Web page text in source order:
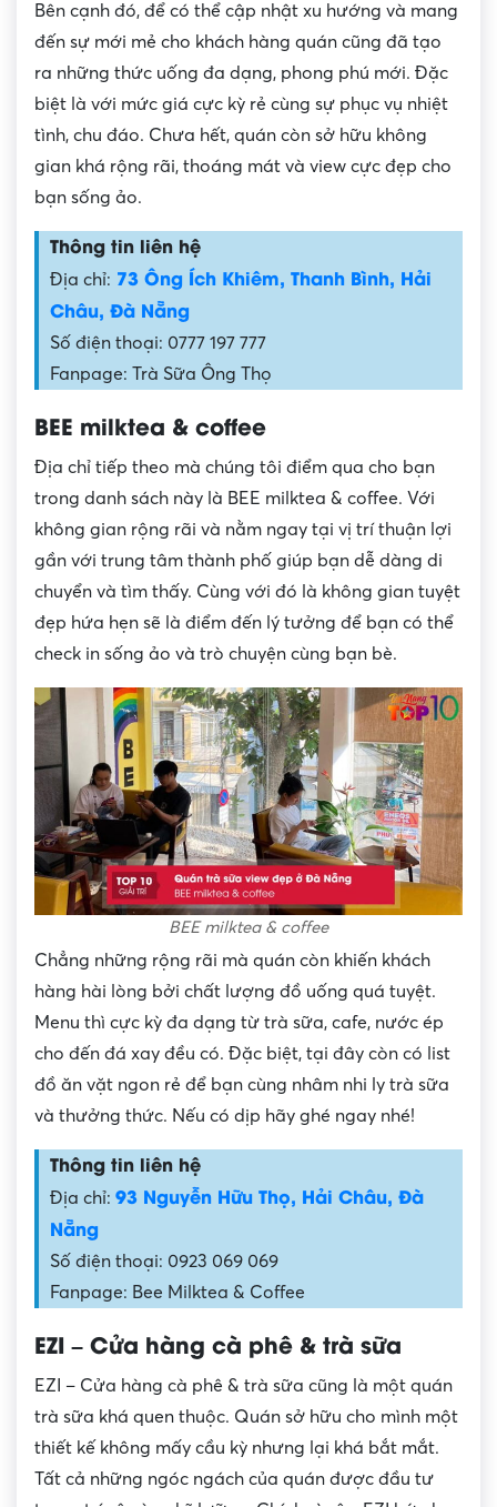
Bên cạnh đó, để có thể cập nhật xu hướng và mang
đến sự mới mẻ cho khách hàng quán cũng đã tạo
ra những thức uống đa dạng, phong phú mới. Đặc
biệt là với mức giá cực kỳ rẻ cùng sự phục vụ nhiệt
tình, chu đáo. Chưa hết, quán còn sở hữu không
gian khá rộng rãi, thoáng mát và view cực đẹp cho
bạn sống ảo.
Thông tin liên hệ
Địa chỉ: 73 Ông Ích Khiêm, Thanh Bình, Hải
Châu, Đà Nẵng
Số điện thoại: 0777 197 777
Fanpage: Trà Sữa Ông Thọ
BEE milktea & coffee
Địa chỉ tiếp theo mà chúng tôi điểm qua cho bạn
trong danh sách này là BEE milktea & coffee. Với
không gian rộng rãi và nằm ngay tại vị trí thuận lợi
gần với trung tâm thành phố giúp bạn dễ dàng di
chuyển và tìm thấy. Cùng với đó là không gian tuyệt
đẹp hứa hẹn sẽ là điểm đến lý tưởng để bạn có thể
check in sống ảo và trò chuyện cùng bạn bè.
BEE milktea & coffee
Chẳng những rộng rãi mà quán còn khiến khách
hàng hài lòng bởi chất lượng đồ uống quá tuyệt.
Menu thì cực kỳ đa dạng từ trà sữa, cafe, nước ép
cho đến đá xay đều có. Đặc biệt, tại đây còn có list
đồ ăn vặt ngon rẻ để bạn cùng nhâm nhi ly trà sữa
và thưởng thức. Nếu có dịp hãy ghé ngay nhé!
Thông tin liên hệ
Địa chỉ: 93 Nguyễn Hữu Thọ, Hải Châu, Đà
Nẵng
Số điện thoại: 0923 069 069
Fanpage: Bee Milktea & Coffee
EZI – Cửa hàng cà phê & trà sữa
EZI – Cửa hàng cà phê & trà sữa cũng là một quán
trà sữa khá quen thuộc. Quán sở hữu cho mình một
thiết kế không mấy cầu kỳ nhưng lại khá bắt mắt.
Tất cả những ngóc ngách của quán được đầu tư